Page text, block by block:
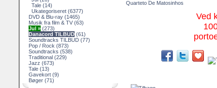
Tale (14)
Ukategoriseret (6377)
DVD & Blu-ray (1465)
Musik fra film & TV (63)
Jul » (273)
Danacord TILBUD (61)
Soundtracks TILBUD (77)
Pop / Rock (873)
Soundtracks (538)
Traditional (229)
Jazz (673)
Tale (13)
Gavekort (9)
Bøger (71)
Quarteto De Matosinhos
Ved